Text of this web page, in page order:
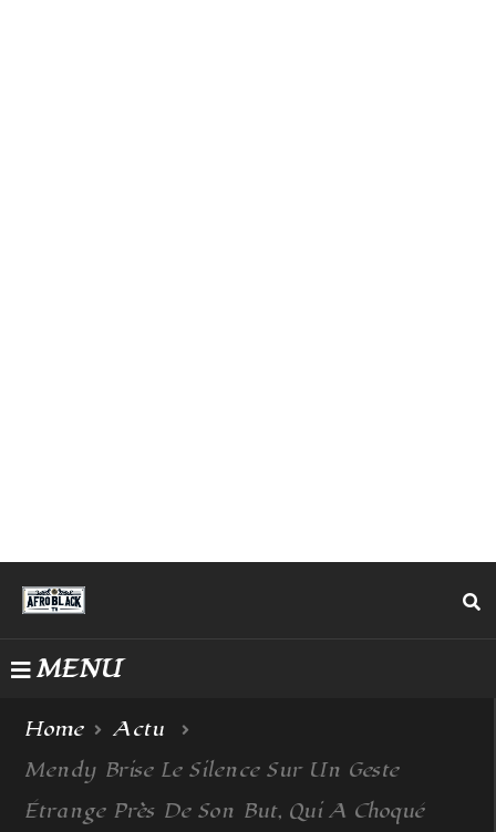
MENU
Home
Actu
Mendy Brise Le Silence Sur Un Geste
Étrange Près De Son But, Qui A Choqué